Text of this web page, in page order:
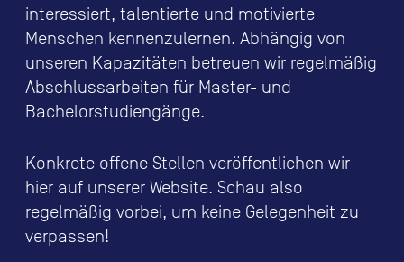
interessiert, talentierte und motivierte
Menschen kennenzulernen. Abhängig von
unseren Kapazitäten betreuen wir regelmäßig
Abschlussarbeiten für Master- und
Bachelorstudiengänge.
Konkrete offene Stellen veröffentlichen wir
hier auf unserer Website. Schau also
regelmäßig vorbei, um keine Gelegenheit zu
verpassen!